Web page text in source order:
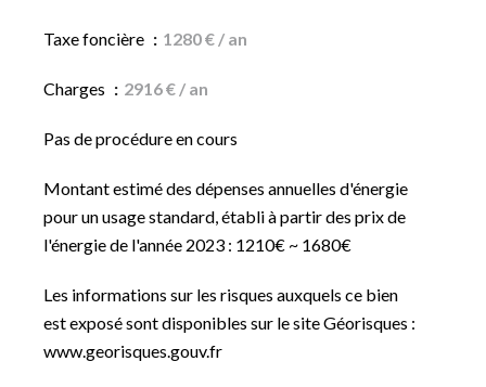
Taxe foncière 1280 € / an
Charges 2916 € / an
Pas de procédure en cours
Montant estimé des dépenses annuelles d'énergie
pour un usage standard, établi à partir des prix de
l'énergie de l'année 2023 : 1210€ ~ 1680€
Les informations sur les risques auxquels ce bien
est exposé sont disponibles sur le site Géorisques :
www.georisques.gouv.fr